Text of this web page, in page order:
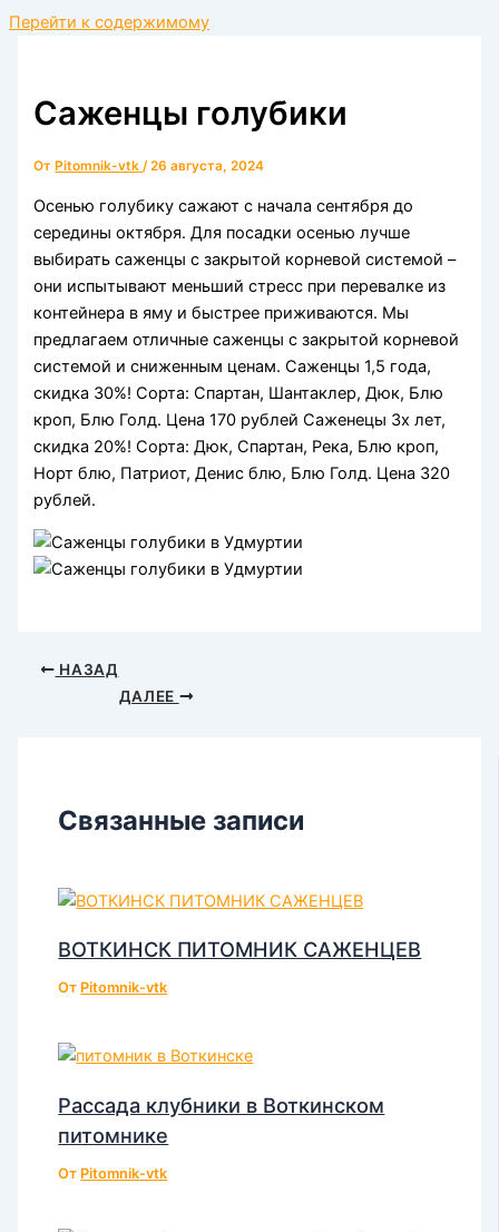
Перейти к содержимому
Саженцы голубики
От Pitomnik-vtk/26 августа, 2024
Осенью голубику сажают с начала сентября до
середины октября. Для посадки осенью лучше
выбирать саженцы с закрытой корневой системой –
они испытывают меньший стресс при перевалке из
контейнера в яму и быстрее приживаются. Мы
предлагаем отличные саженцы с закрытой корневой
системой и сниженным ценам. Саженцы 1,5 года,
скидка 30%! Сорта: Спартан, Шантаклер, Дюк, Блю
кроп, Блю Голд. Цена 170 рублей Саженецы 3х лет,
скидка 20%! Сорта: Дюк, Спартан, Река, Блю кроп,
Норт блю, Патриот, Денис блю, Блю Голд. Цена 320
рублей.
НАЗАД
ДАЛЕЕ
Связанные записи
ВОТКИНСК ПИТОМНИК САЖЕНЦЕВ
От Pitomnik-vtk
Рассада клубники в Воткинском
питомнике
От Pitomnik-vtk